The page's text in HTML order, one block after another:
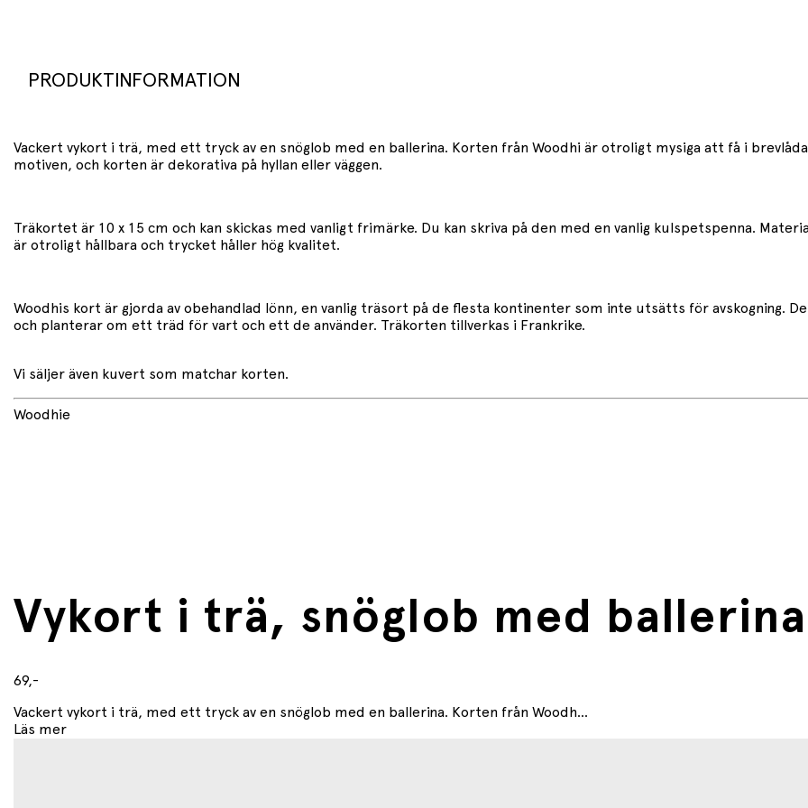
PRODUKTINFORMATION
Vackert vykort i trä, med ett tryck av en snöglob med en ballerina. Korten från Woodhi är otroligt mysiga att få i
motiven, och korten är dekorativa på hyllan eller väggen.
Träkortet är 10 x 15 cm och kan skickas med vanligt frimärke. Du kan skriva på den med en vanlig kulspetspenna.
är otroligt hållbara och trycket håller hög kvalitet.
Woodhis kort är gjorda av obehandlad lönn, en vanlig träsort på de flesta kontinenter som inte utsätts för avskogning.
och planterar om ett träd för vart och ett de använder. Träkorten tillverkas i Frankrike.
Vi säljer även kuvert som matchar korten.
Woodhie
Vykort i trä, snöglob med ballerina
69,-
Vackert vykort i trä, med ett tryck av en snöglob med en ballerina. Korten från Woodh...
Läs mer